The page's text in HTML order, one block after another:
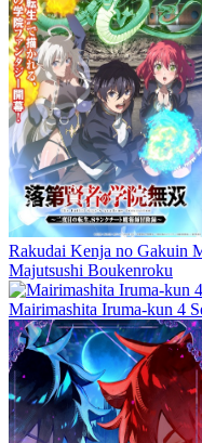
Rakudai Kenja no Gakuin
Majutsushi Boukenroku
Mairimashita Iruma-kun 4